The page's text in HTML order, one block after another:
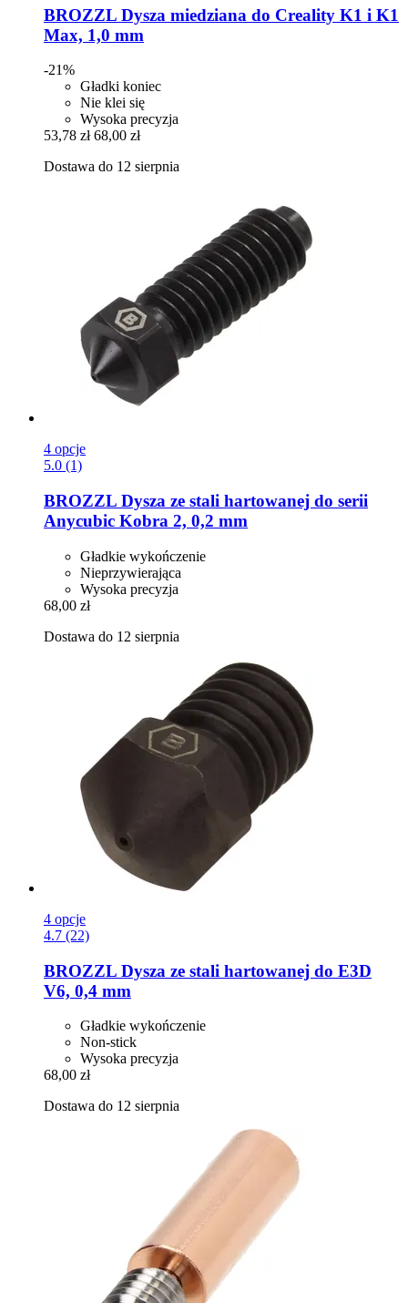
BROZZL Dysza miedziana do Creality K1 i K1
Max, 1,0 mm
-21%
Gładki koniec
Nie klei się
Wysoka precyzja
53,78 zł 68,00 zł
Dostawa do 12 sierpnia
4 opcje
5.0 (1)
BROZZL Dysza ze stali hartowanej do serii
Anycubic Kobra 2, 0,2 mm
Gładkie wykończenie
Nieprzywierająca
Wysoka precyzja
68,00 zł
Dostawa do 12 sierpnia
4 opcje
4.7 (22)
BROZZL Dysza ze stali hartowanej do E3D
V6, 0,4 mm
Gładkie wykończenie
Non-stick
Wysoka precyzja
68,00 zł
Dostawa do 12 sierpnia